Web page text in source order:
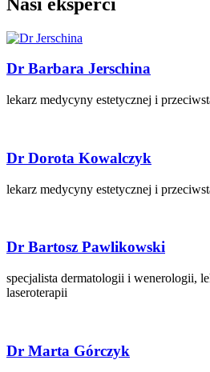
Dr Barbara Jerschina
lekarz medycyny estetycznej i
Dr Dorota Kowalczyk
lekarz medycyny estetycznej i
Dr Bartosz Pawlikowski
specjalista dermatologii i wenerologii,
laseroterapii
Dr Marta Górczyk